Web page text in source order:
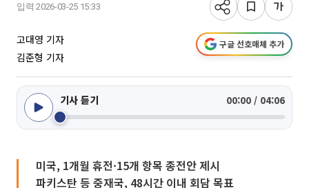
입력 2026-03-25 15:33
고대영 기자
김준형 기자
구글 선호매체 추가
기사 듣기 00:00 / 04:06
미국, 1개월 휴전·15개 항목 종전안 제시
파키스탄 등 중재국, 48시간 이내 회담 목표